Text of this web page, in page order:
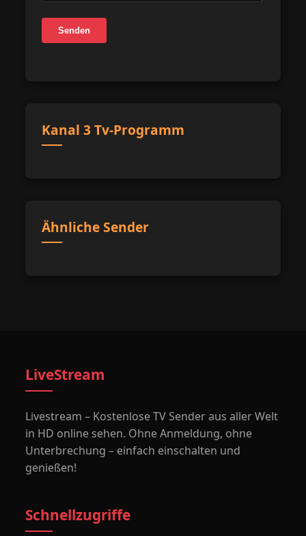
Senden
Kanal 3 Tv-Programm
Ähnliche Sender
LiveStream
Livestream – Kostenlose TV Sender aus aller Welt
in HD online sehen. Ohne Anmeldung, ohne
Unterbrechung – einfach einschalten und
genießen!
Schnellzugriffe